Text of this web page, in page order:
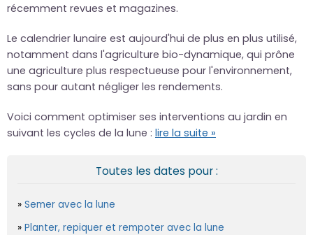
récemment revues et magazines.
Le calendrier lunaire est aujourd'hui de plus en plus utilisé,
notamment dans l'agriculture bio-dynamique, qui prône
une agriculture plus respectueuse pour l'environnement,
sans pour autant négliger les rendements.
Voici comment optimiser ses interventions au jardin en
suivant les cycles de la lune : lire la suite »
Toutes les dates pour :
Semer avec la lune
Planter, repiquer et rempoter avec la lune